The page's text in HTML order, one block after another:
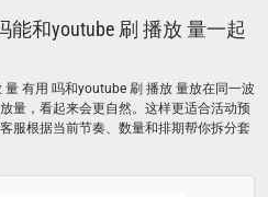
能和youtube 刷 播放 量​一起
有用 吗​和youtube 刷 播放 量​放在同一波
量，看起来会更自然。这样更适合活动预
服根据当前节奏、数量和排期帮你拆分套